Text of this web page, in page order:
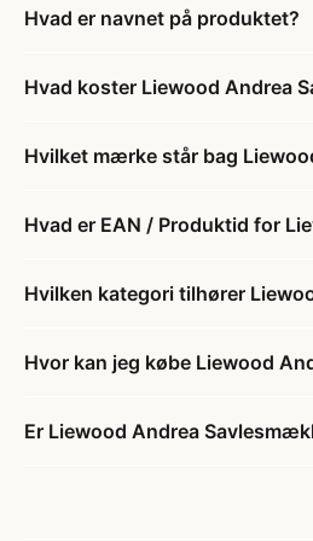
Hvad er navnet på produktet?
Hvad koster Liewood Andrea
Hvilket mærke står bag
Hvad er EAN / Produktid for
Hvilken kategori tilhører
Hvor kan jeg købe Liewood
Er Liewood Andrea